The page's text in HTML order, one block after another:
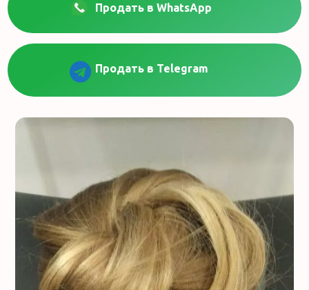
Продать в WhatsApp
 Продать в Telegram